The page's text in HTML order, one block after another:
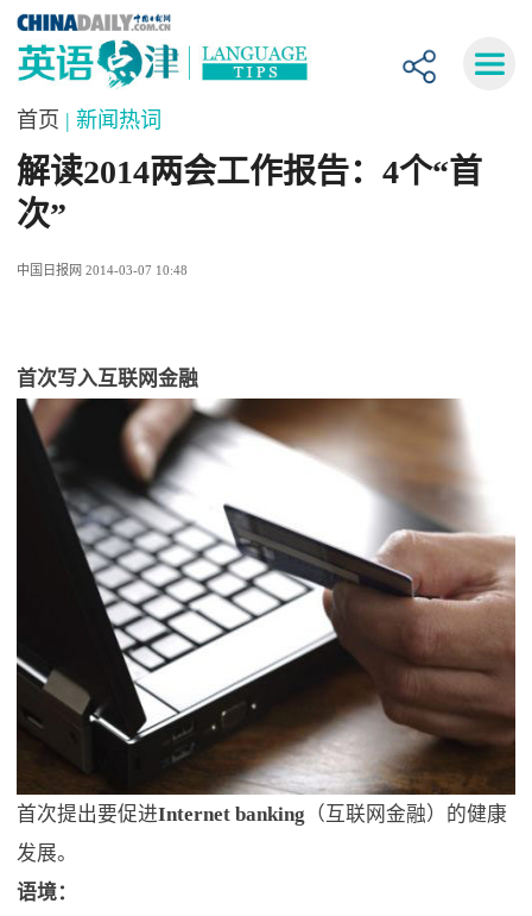
首页 | 新闻热词
解读2014两会工作报告：4个“首
次”
中国日报网 2014-03-07 10:48
首次写入互联网金融
首次提出要促进Internet banking （互联网金融）的健康
发展。
语境：